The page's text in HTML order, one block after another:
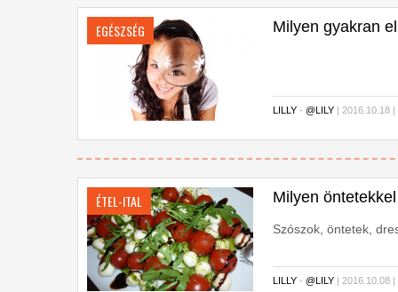
EGÉSZSÉG Milyen gyakran
LILLY -@LILY | 2016.10.18 |
ÉTEL-ITAL Milyen
Szószok, öntetek,
LILLY -@LILY | 2016.10.08 |